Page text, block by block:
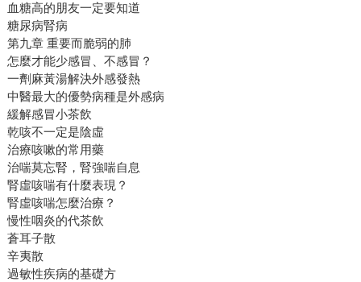
血糖高的朋友一定要知道
糖尿病腎病
第九章 重要而脆弱的肺
怎麼才能少感冒、不感冒？
一劑麻黃湯解決外感發熱
中醫最大的優勢病種是外感病
緩解感冒小茶飲
乾咳不一定是陰虛
治療咳嗽的常用藥
治喘莫忘腎，腎強喘自息
腎虛咳喘有什麼表現？
腎虛咳喘怎麼治療？
慢性咽炎的代茶飲
蒼耳子散
辛夷散
過敏性疾病的基礎方